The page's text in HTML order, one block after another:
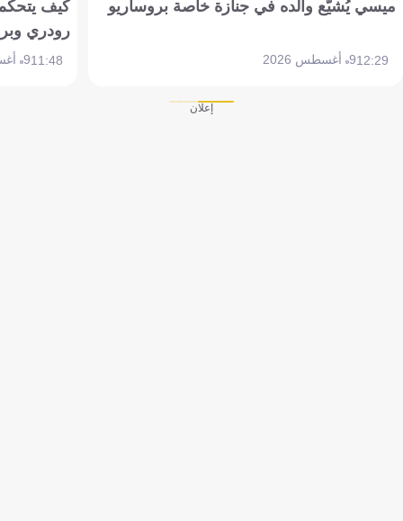
ميسي يُشيّع والده في جنازة خاصة بروساريو
12:299 أغسطس 2026
كيف
رودري
11:489 أغسطس 2026
إعلان